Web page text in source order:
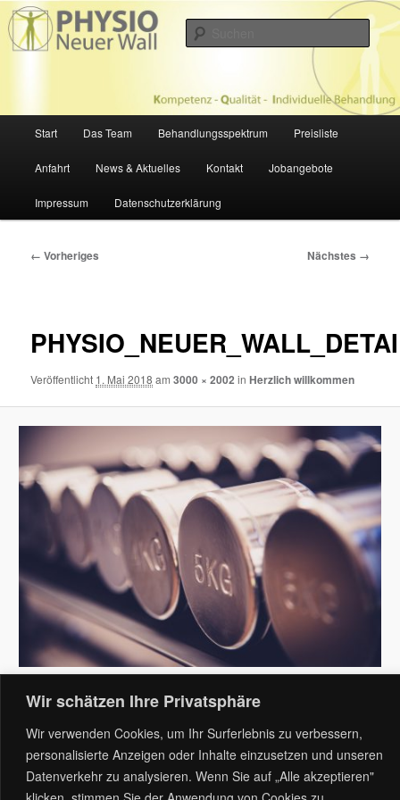
Wir schätzen Ihre Privatsphäre
Wir verwenden Cookies, um Ihr Surferlebnis zu verbessern,
personalisierte Anzeigen oder Inhalte einzusetzen und unseren
Datenverkehr zu analysieren. Wenn Sie auf „Alle akzeptieren"
Zum
primären
Inhalt
PHYSIOTHERAPIE NEUER WALL
Physiotherapie in Hamburg
Start Das Team Behandlungsspektrum Preisliste
Anfahrt News & Aktuelles Kontakt Jobangebote
Impressum Datenschutzerklärung
Bilder-
← Vorheriges Nächstes →
Veröffentlicht 1. Mai 2018 am3000 × 2002 inHerzlich willkommen
Stolz präsentiert von WordPress